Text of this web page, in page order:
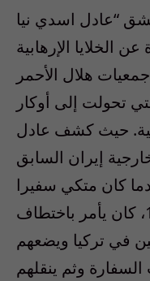
“عادل اسدي نيا
الإرهابية
هلال الأحمر
تحولت إلى أوكار
حيث كشف عادل
إيران السابق
كان متكي سفيرا
لإيران في تركيا عام 1985، كان يأمر باختطاف
في تركيا ويضعهم
وثم ينقلهم